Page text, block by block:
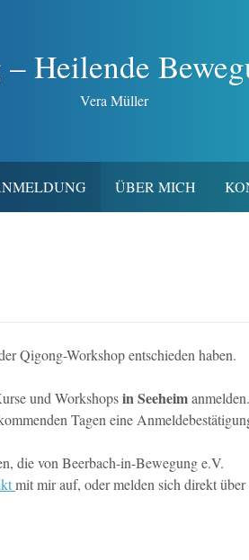
Heilende
Vera Müller
ÜBER MICH
Qigong-Workshop entschieden haben.
und Workshopsin Seeheimanmelden.
Tagen eine
die von Beerbach-in-Bewegung e.V.
mit mir auf, oder melden sich direkt über